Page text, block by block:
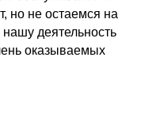
но не остаемся на
деятельность
оказываемых